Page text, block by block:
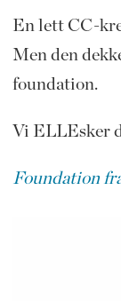
En lett CC-
Men den
foundation.
Vi ELLEsker
Foundation